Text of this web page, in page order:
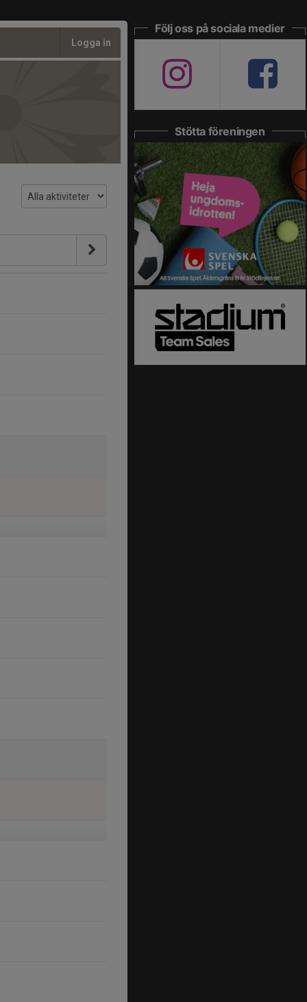
Logga in
Följ oss på sociala medier
Stötta föreningen